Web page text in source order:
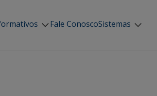
Fale ConoscoSistemas